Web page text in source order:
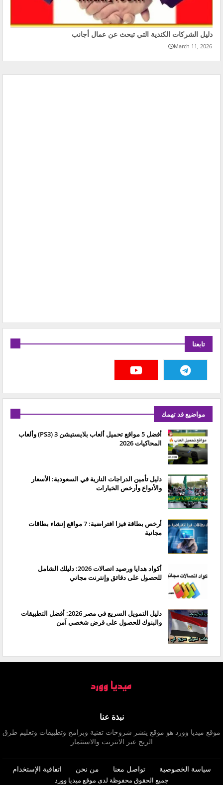
دليل الشركات الكندية التي تبحث عن عمال أجانب
March 11, 2026
تابعنا
مواضيع قد تهمك
أفضل 5 مواقع تحميل ألعاب بلايستيشن 3 (PS3) وألعاب
المحاكيات 2026
دليل تأمين الدراجات النارية في السعودية: الأسعار
والأنواع وأرخص الخيارات
أرخص بطاقة فيزا افتراضية: 7 مواقع إنشاء بطاقات
مجانية
أكواد هدايا ورصيد اتصالات 2026: دليلك الشامل
للحصول على دقائق وإنترنت مجاني
دليل التمويل السريع في مصر 2026: أفضل التطبيقات
والبنوك للحصول على قرض شخصي آمن
نبذة عنا
موقع ميديا وورد هو موقع ينشر شروحات تقنية وبرامج وتطبيقات وتعليم طرق
الربح عبر الانترنت والاستثمار
سياسة الخصوصية تواصل معنا من نحن اتفاقية الإستخدام
جميع الحقوق محفوظة لدى موقع ميديا وورد